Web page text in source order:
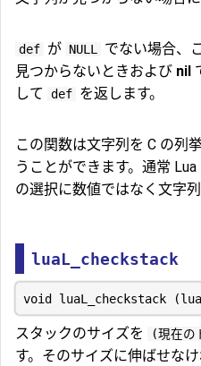
def が NULL でない場合、
見つからないときおよび nil
して def を返します。
この関数は文字列を C の列
うことができます。通常
の選択に数値ではなく文字
luaL_checkstack
スタックのサイズを (現在
す。そのサイズに伸ばせな